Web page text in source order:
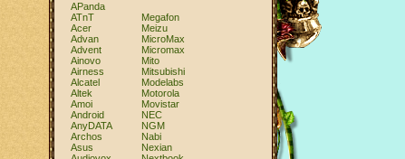
APanda
ATnT
Acer
Advan
Advent
Ainovo
Airness
Alcatel
Altek
Amoi
Android
AnyDATA
Archos
Asus
Megafon
Meizu
MicroMax
Micromax
Mito
Mitsubishi
Modelabs
Motorola
Movistar
NEC
NGM
Nabi
Nexian